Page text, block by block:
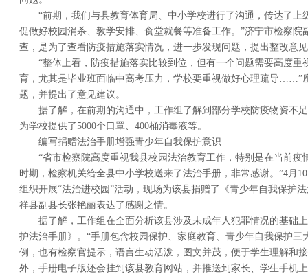
“前期，我们与县教育体育局、中小学校进行了沟通，传达了上
促做好校园消杀、教学安排、食堂就餐等准备工作。”济宁市检察院
查，是为了查看防疫措施落实情况，进一步发现问题，提出整改意
“整体上看，防疫措施落实比较到位，但有一个问题需要高度重
育，尤其是毕业班面临中高考压力，学校要重视做好心理疏导……”
题，并提出了意见建议。
据了解，在前期的沟通中，工作组了解到部分学校防疫物资不
为学校提供了5000个口罩、400桶消毒液等。
编写捐赠法治手册增强青少年自我保护意识
“省市检察院高度重视我县校园法治教育工作，特别是在当前疫
时期，检察机关给全县中小学校送来了法治手册，非常感谢。”4月
组织开展“法治进校园”活动，现场为该县捐赠了《青少年自我保护
祥县副县长张艳丽表达了感谢之情。
据了解，工作组在全面分析该县涉及未成年人犯罪情况的基础
护法治手册》。“手册包含校园保护、家庭教育、青少年自我保护三
例，也有检察官提示，语言生动活泼，图文并茂，便于学生理解和
外，手册电子版还会挂到该县教育网站，并推送到家长、学生手机